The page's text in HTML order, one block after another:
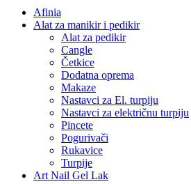
Afinia
Alat za manikir i pedikir
Alat za pedikir
Cangle
Četkice
Dodatna oprema
Makaze
Nastavci za El. turpiju
Nastavci za električnu turpiju
Pincete
Pogurivači
Rukavice
Turpije
Art Nail Gel Lak